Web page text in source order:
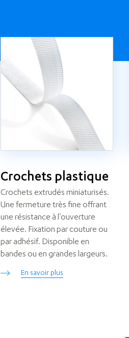
Crochets plastique
Crochets extrudés miniaturisés.
Une fermeture très fine offrant
une résistance à l’ouverture
élevée. Fixation par couture ou
par adhésif. Disponible en
bandes ou en grandes largeurs.
En savoir plus